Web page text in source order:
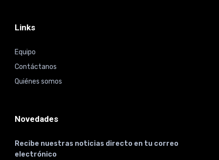
Links
Equipo
Contáctanos
Quiénes somos
Novedades
Recibe nuestras noticias directo en tu correo
electrónico